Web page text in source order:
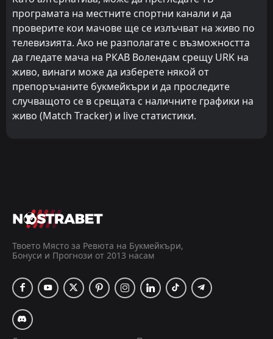
програмата на местните спортни канали и да
проверите кои мачове ще се излъчват на живо по
телевизията. Ако не разполагате с възможността
да гледате мача на РКАВ Волендам срещу URK на
живо, винаги може да изберете някой от
препоръчаните букмейкъри и да проследите
случващото се в срещата с наличните графики на
живо (Match Tracker) и live статистики.
Твоето Място за Ревюта на Букмейкъри,
Бонуси и Прогнози от 2013 насам